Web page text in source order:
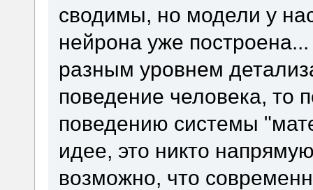
сводимы, но модели у
нейрона уже
разным уровнем
поведение человека, то
поведению системы
идее, это никто
возможно, что